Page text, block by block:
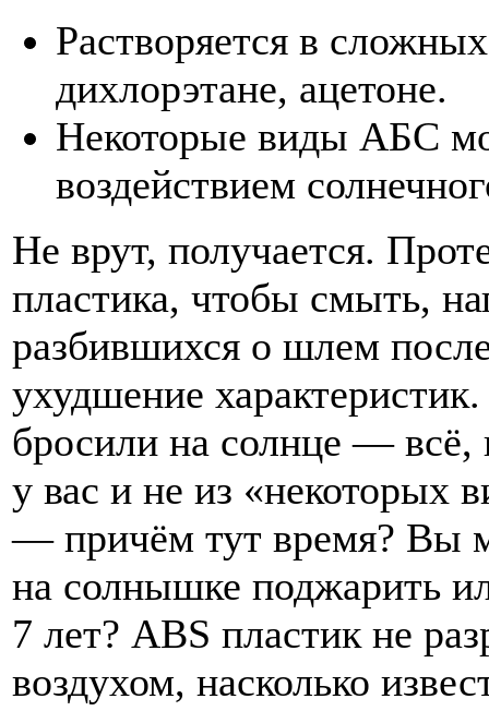
Растворяется в
дихлорэтане, ацетоне.
Некоторые виды АБС
воздействием
Не врут, получается.
пластика, чтобы смыть,
разбившихся о шлем
ухудшение
бросили на солнце — всё,
у вас и не из «некоторых
— причём тут время? Вы
на солнышке поджарить
7 лет? ABS пластик не
воздухом, насколько